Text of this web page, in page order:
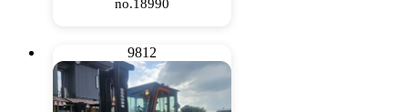
no.18990
9812